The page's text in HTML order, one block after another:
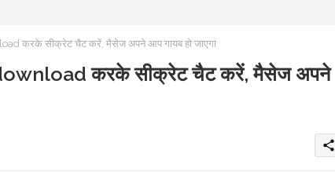
करके सीक्रेट चैट करें, मैसेज अपने आप गायब हो जाएगा
करके सीक्रेट चैट करें, मैसेज अपने
share